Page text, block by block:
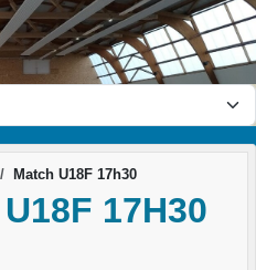
Match U18F 17h30
17H30